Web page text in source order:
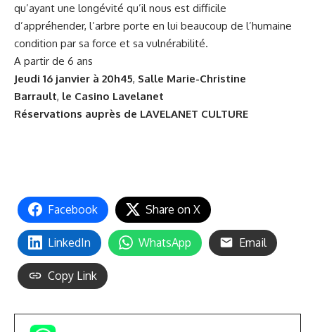
qu’ayant une longévité qu’il nous est difficile
d’appréhender, l’arbre porte en lui beaucoup de l’humaine
condition par sa force et sa vulnérabilité.
A partir de 6 ans
Jeudi 16 janvier à 20h45, Salle Marie-Christine
Barrault, le Casino Lavelanet
Réservations auprès de LAVELANET CULTURE
Facebook Share on X
LinkedIn WhatsApp Email
Copy Link